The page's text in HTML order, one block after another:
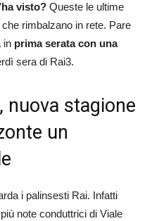
visto? Queste le ultime
rimbalzano in rete. Pare
in prima serata con una
sera di Rai3.
nuova stagione
un
i palinsesti Rai. Infatti
note conduttrici di Viale